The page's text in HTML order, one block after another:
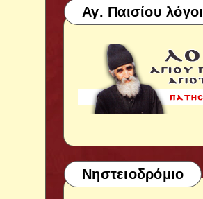
Αγ. Παισίου λόγοι
Νηστειοδρόμιο